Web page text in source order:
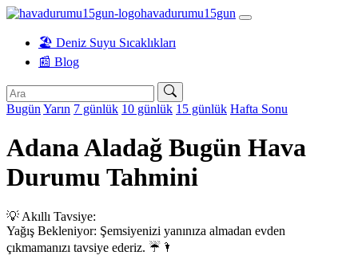
havadurumu15gun
🏖️ Deniz Suyu Sıcaklıkları
📰 Blog
Bugün Yarın 7 günlük 10 günlük 15 günlük Hafta Sonu
Adana Aladağ Bugün Hava
Durumu Tahmini
💡 Akıllı Tavsiye:
Yağış Bekleniyor: Şemsiyenizi yanınıza almadan evden
çıkmamanızı tavsiye ederiz. ☔🌂